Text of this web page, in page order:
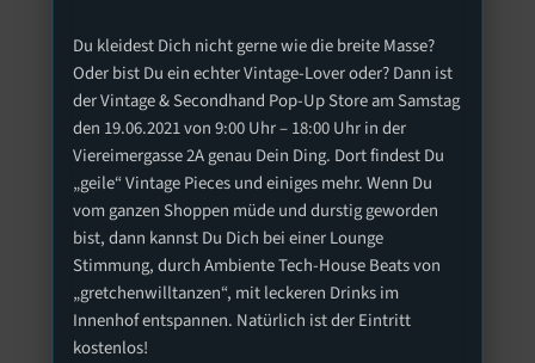
Du kleidest Dich nicht gerne wie die breite Masse?
Oder bist Du ein echter Vintage-Lover oder? Dann ist
der Vintage & Secondhand Pop-Up Store am Samstag
den 19.06.2021 von 9:00 Uhr – 18:00 Uhr in der
Viereimergasse 2A genau Dein Ding. Dort findest Du
„geile“ Vintage Pieces und einiges mehr. Wenn Du
vom ganzen Shoppen müde und durstig geworden
bist, dann kannst Du Dich bei einer Lounge
Stimmung, durch Ambiente Tech-House Beats von
„gretchenwilltanzen“, mit leckeren Drinks im
Innenhof entspannen. Natürlich ist der Eintritt
kostenlos!